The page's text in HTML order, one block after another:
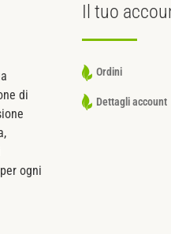
di
ogni
Il tuo
Ordini
Dettagli account